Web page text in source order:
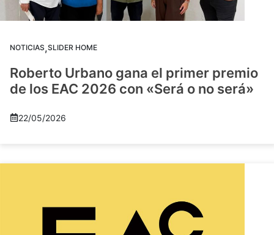
NOTICIAS,SLIDER HOME
Roberto Urbano gana el primer premio
de los EAC 2026 con «Será o no será»
22/05/2026